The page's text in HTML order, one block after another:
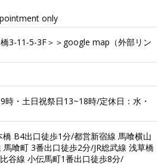
only
3-11-5-3F＞＞ google map （外部リン
時・土日祝祭日13~18時/定休日：水・
橋 B4出口徒歩1分/都営新宿線 馬喰横山
喰町 3番出口徒歩2分/JR総武線 浅草橋
谷線 小伝馬町1番出口徒歩8分/